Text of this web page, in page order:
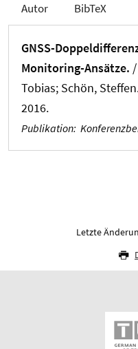
Autor BibTeX
GNSS-
Monitoring-Ansätze. /
Tobias; Schön, Steffen
2016.
Publikation:
Letzte